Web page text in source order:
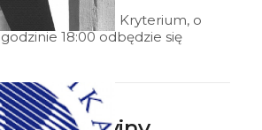
Jutro w holu kina Kryterium, o
godzinie 18:00 odbędzie się
Koncert